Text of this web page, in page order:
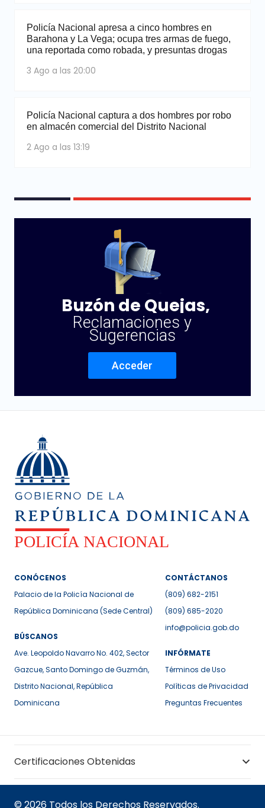
Policía Nacional apresa a cinco hombres en
Barahona y La Vega; ocupa tres armas de fuego,
una reportada como robada, y presuntas drogas
3 Ago a las 20:00
Policía Nacional captura a dos hombres por robo
en almacén comercial del Distrito Nacional
2 Ago a las 13:19
Buzón de Quejas,
Reclamaciones y
Sugerencias
Acceder
CONÓCENOS
Palacio de la Policía Nacional de
República Dominicana (Sede Central)
BÚSCANOS
Ave. Leopoldo Navarro No. 402, Sector
Gazcue, Santo Domingo de Guzmán,
Distrito Nacional, República
Dominicana
CONTÁCTANOS
(809) 682-2151
(809) 685-2020
info@policia.gob.do
INFÓRMATE
Términos de Uso
Políticas de Privacidad
Preguntas Frecuentes
Certificaciones Obtenidas
© 2026 Todos los Derechos Reservados.